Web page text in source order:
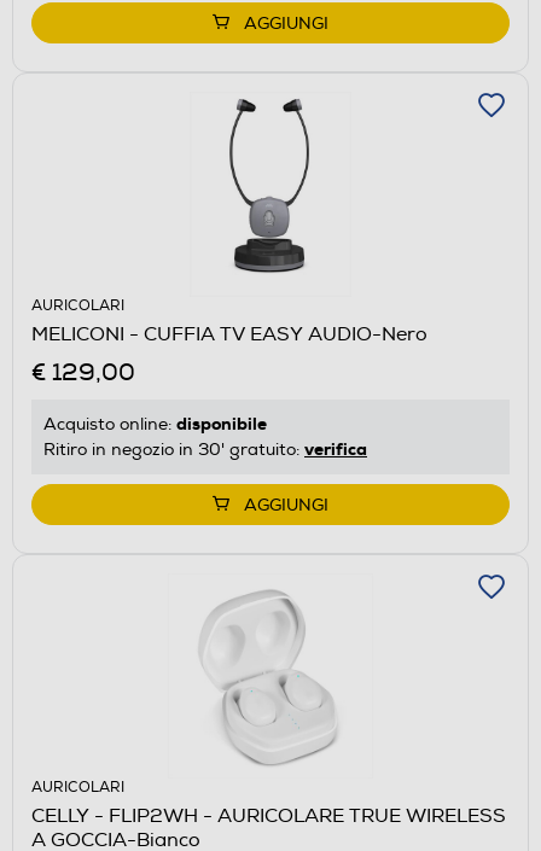
AGGIUNGI
AURICOLARI
MELICONI - CUFFIA TV EASY AUDIO-Nero
€ 129,00
Acquisto online: disponibile
Ritiro in negozio in 30' gratuito: verifica
AGGIUNGI
AURICOLARI
CELLY - FLIP2WH - AURICOLARE TRUE WIRELESS
A GOCCIA-Bianco